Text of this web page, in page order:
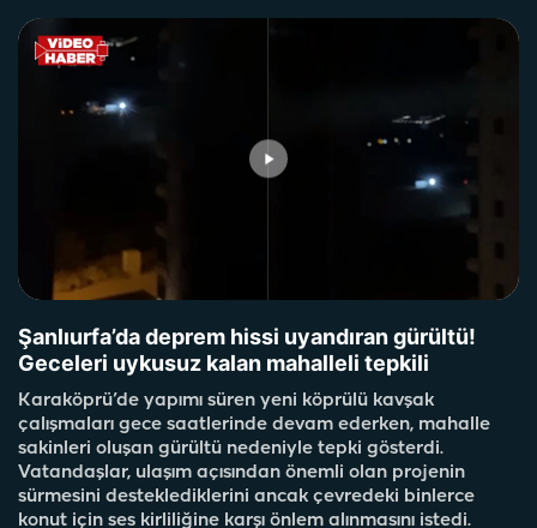
Şanlıurfa’da deprem hissi uyandıran gürültü!
Geceleri uykusuz kalan mahalleli tepkili
Karaköprü’de yapımı süren yeni köprülü kavşak
çalışmaları gece saatlerinde devam ederken, mahalle
sakinleri oluşan gürültü nedeniyle tepki gösterdi.
Vatandaşlar, ulaşım açısından önemli olan projenin
sürmesini desteklediklerini ancak çevredeki binlerce
konut için ses kirliliğine karşı önlem alınmasını istedi.